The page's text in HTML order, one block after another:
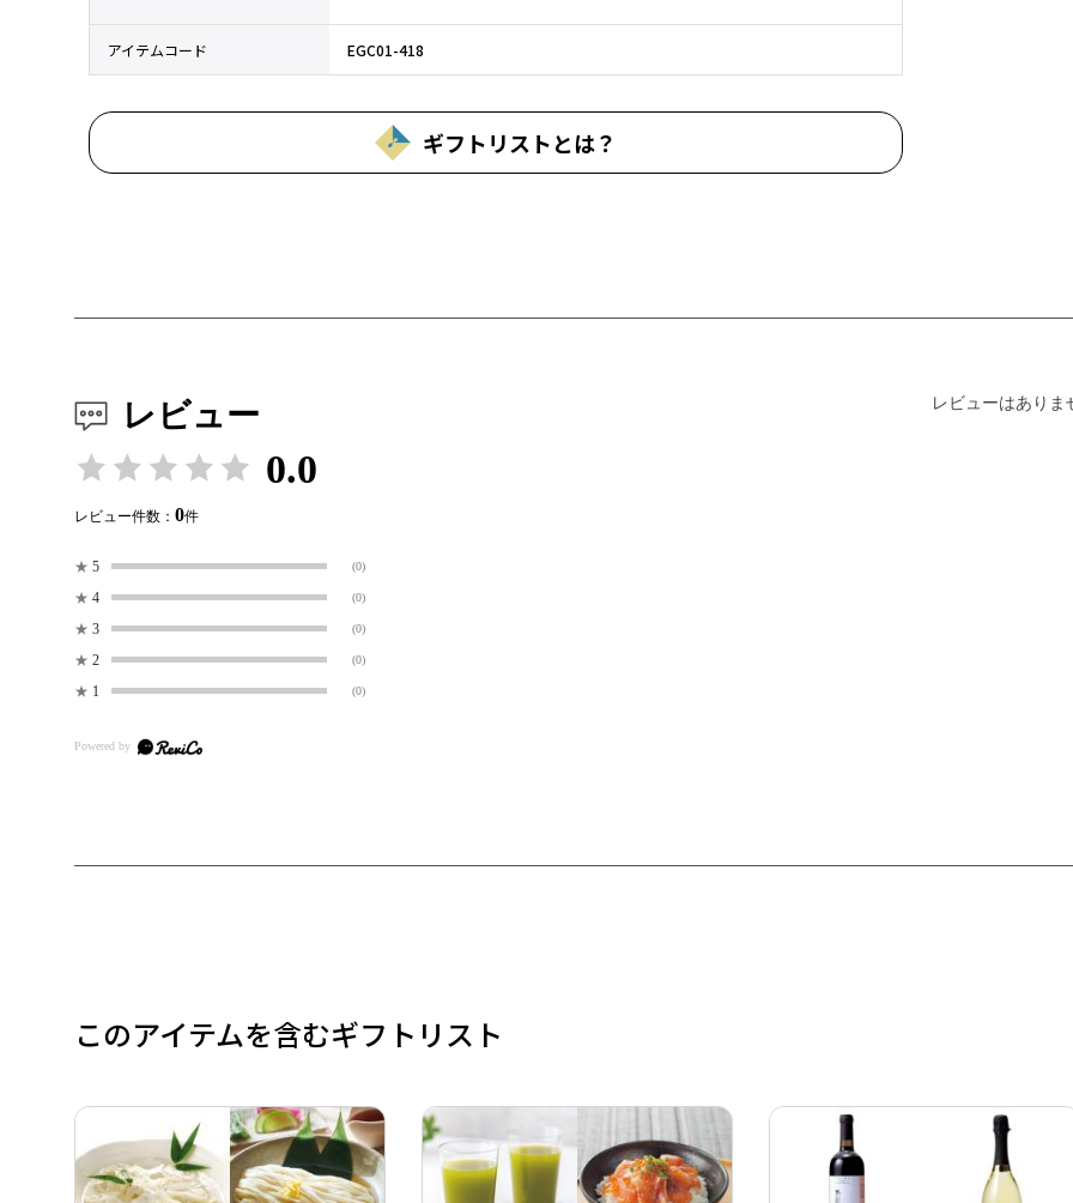
アイテムコード EGC01-418
ギフトリストとは？
レビュー
0.0
レビュー件数： 0件
★ 5 (0)
★ 4 (0)
★ 3 (0)
★ 2 (0)
★ 1 (0)
レビューはありま
このアイテムを含むギフトリスト